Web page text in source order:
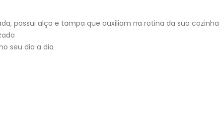
possui alça e tampa que auxiliam na rotina da sua cozinha
seu dia a dia